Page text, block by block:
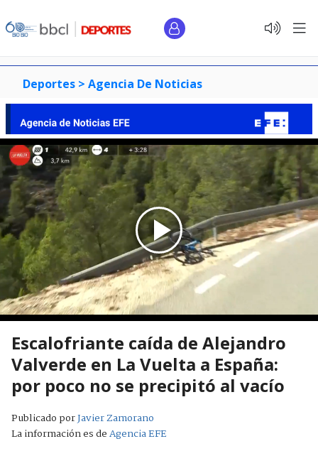
Deportes > Agencia De Noticias
Escalofriante caída de Alejandro
Valverde en La Vuelta a España:
por poco no se precipitó al vacío
Publicado porJavier Zamorano
La información es deAgencia EFE